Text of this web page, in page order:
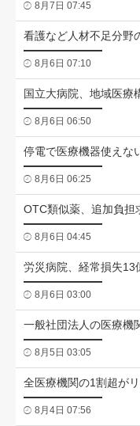
8月7日 07:45
看護など人材不足分野
8月6日 07:10
国立大病院、地域医療
8月6日 06:50
停電で医療機器使えな
8月6日 06:25
OTC類似薬、追加負担
8月6日 04:45
労災病院、経常損失13
8月6日 03:00
一般社団法人の医療機
8月5日 03:05
全医療機関の1割超が
8月4日 07:56